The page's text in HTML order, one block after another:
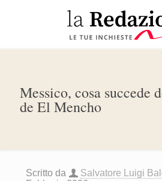
Messico, cosa succede
de El Mencho
Scritto da Salvatore Luigi